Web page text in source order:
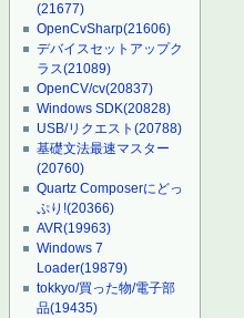
(21677)
OpenCvSharp(21606)
デバイスセットアップク
ラス(21089)
OpenCV/cv(20837)
Windows SDK(20828)
USB/リクエスト(20788)
基礎文法最速マスター
(20760)
Quartz Composerにどっ
ぷり!(20366)
AVR(19963)
Windows 7
Loader(19879)
tokkyo/買った物/電子部
品(19435)